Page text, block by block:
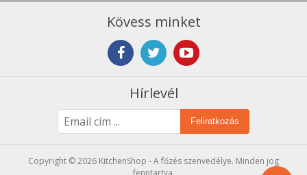
Kövess minket
Hírlevél
Feliratkozás
Copyright © 2026 KitchenShop - A főzés szenvedélye. Minden jog
fenntartva.